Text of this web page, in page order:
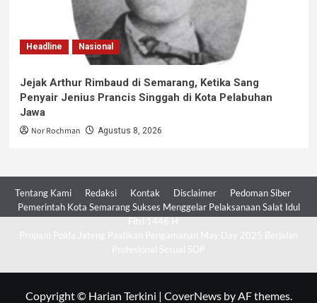
Headline Nasional
Jejak Arthur Rimbaud di Semarang, Ketika Sang
Penyair Jenius Prancis Singgah di Kota Pelabuhan
Jawa
Nor Rochman Agustus 8, 2026
Tentang Kami Redaksi Kontak Disclaimer
Pedoman Siber
Pemerintah Kota Semarang Sukses Menggelar Pelaksanaan Salat Idul
Copyright © Harian Terkini | CoverNewsby AF themes.